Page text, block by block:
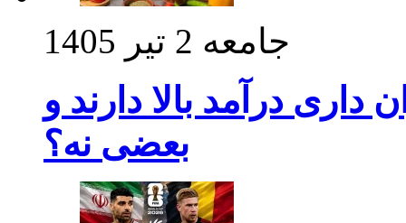
جامعه 2 تیر 1405
درآمد بالا دارند و
بعضی نه؟